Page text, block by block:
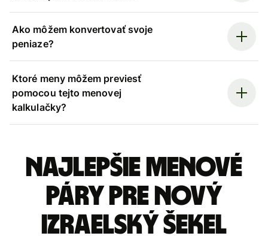
Ako môžem konvertovať svoje
peniaze?
Ktoré meny môžem previesť
pomocou tejto menovej
kalkulačky?
Najlepšie menové
páry pre Nový
izraelský šekel